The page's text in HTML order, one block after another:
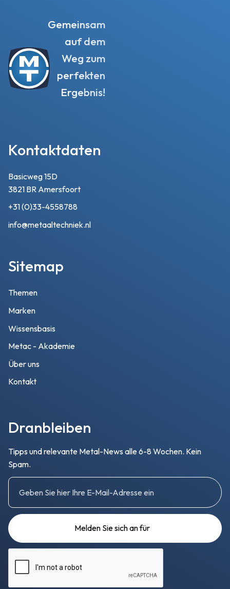
Gemeinsam
auf dem
Weg zum
perfekten
Ergebnis!
Kontaktdaten
Basicweg 15D
3821 BR Amersfoort
+31 (0)33-4558788
info@metaaltechniek.nl
Sitemap
Themen
Marken
Wissensbasis
Metac - Akademie
Über uns
Kontakt
Dranbleiben
Tipps und relevante Metal-News alle 6-8 Wochen. Kein
Spam.